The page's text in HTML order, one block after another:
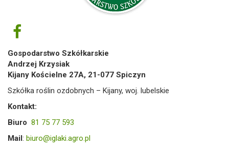
Gospodarstwo Szkółkarskie
Andrzej Krzysiak
Kijany Kościelne 27A, 21-077 Spiczyn
Szkółka roślin ozdobnych – Kijany, woj. lubelskie
Kontakt:
Biuro 81 75 77 593
Mail: biuro@iglaki.agro.pl